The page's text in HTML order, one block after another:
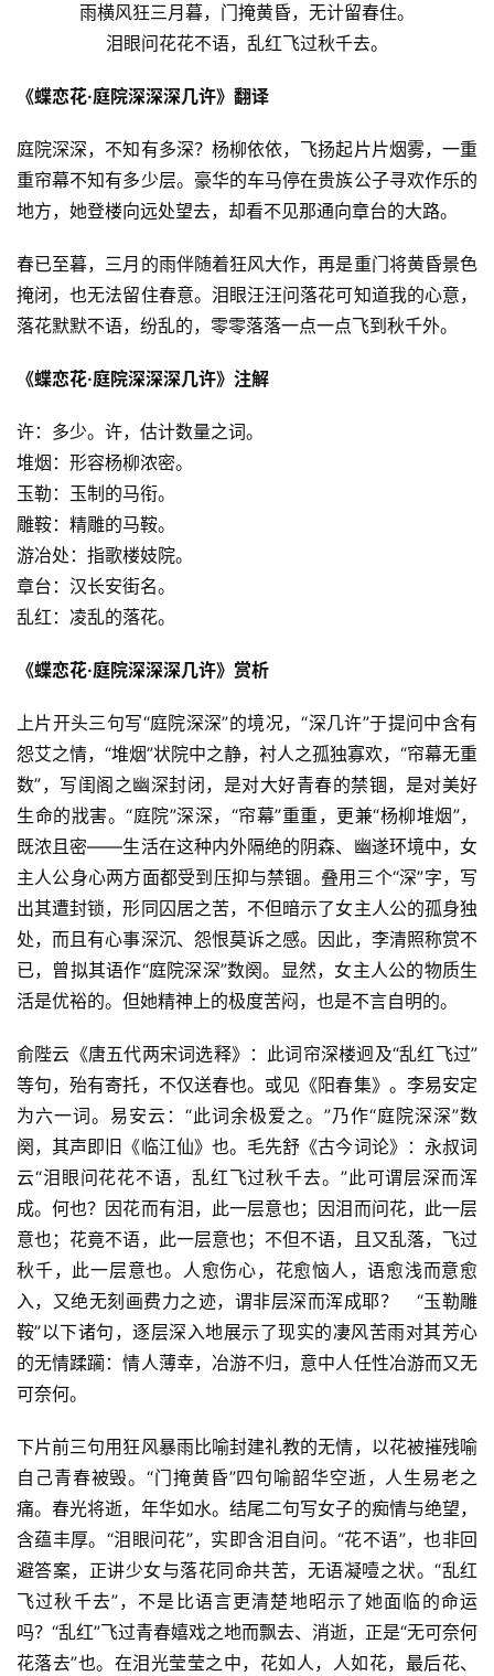
雨横风狂三月暮，门掩黄昏，无计留春住。
泪眼问花花不语，乱红飞过秋千去。
《蝶恋花·庭院深深深几许》翻译
庭院深深，不知有多深？杨柳依依，飞扬起片片烟雾，一重
重帘幕不知有多少层。豪华的车马停在贵族公子寻欢作乐的
地方，她登楼向远处望去，却看不见那通向章台的大路。
春已至暮，三月的雨伴随着狂风大作，再是重门将黄昏景色
掩闭，也无法留住春意。泪眼汪汪问落花可知道我的心意，
落花默默不语，纷乱的，零零落落一点一点飞到秋千外。
《蝶恋花·庭院深深深几许》注解
许：多少。许，估计数量之词。
堆烟：形容杨柳浓密。
玉勒：玉制的马衔。
雕鞍：精雕的马鞍。
游冶处：指歌楼妓院。
章台：汉长安街名。
乱红：凌乱的落花。
《蝶恋花·庭院深深深几许》赏析
上片开头三句写“庭院深深”的境况，“深几许”于提问中含有
怨艾之情，“堆烟”状院中之静，衬人之孤独寡欢，“帘幕无重
数”，写闺阁之幽深封闭，是对大好青春的禁锢，是对美好
生命的戕害。“庭院”深深，“帘幕”重重，更兼“杨柳堆烟”，
既浓且密——生活在这种内外隔绝的阴森、幽遂环境中，女
主人公身心两方面都受到压抑与禁锢。叠用三个“深”字，写
出其遭封锁，形同囚居之苦，不但暗示了女主人公的孤身独
处，而且有心事深沉、怨恨莫诉之感。因此，李清照称赏不
已，曾拟其语作“庭院深深”数阕。显然，女主人公的物质生
活是优裕的。但她精神上的极度苦闷，也是不言自明的。
俞陛云《唐五代两宋词选释》：此词帘深楼迥及“乱红飞过”
等句，殆有寄托，不仅送春也。或见《阳春集》。李易安定
为六一词。易安云：“此词余极爱之。”乃作“庭院深深”数
阕，其声即旧《临江仙》也。毛先舒《古今词论》：永叔词
云“泪眼问花花不语，乱红飞过秋千去。”此可谓层深而浑
成。何也？因花而有泪，此一层意也；因泪而问花，此一层
意也；花竟不语，此一层意也；不但不语，且又乱落，飞过
秋千，此一层意也。人愈伤心，花愈恼人，语愈浅而意愈
入，又绝无刻画费力之迹，谓非层深而浑成耶？　“玉勒雕
鞍”以下诸句，逐层深入地展示了现实的凄风苦雨对其芳心
的无情蹂躏：情人薄幸，冶游不归，意中人任性冶游而又无
可奈何。
下片前三句用狂风暴雨比喻封建礼教的无情，以花被摧残喻
自己青春被毁。“门掩黄昏”四句喻韶华空逝，人生易老之
痛。春光将逝，年华如水。结尾二句写女子的痴情与绝望，
含蕴丰厚。“泪眼问花”，实即含泪自问。“花不语”，也非回
避答案，正讲少女与落花同命共苦，无语凝噎之状。“乱红
飞过秋千去”，不是比语言更清楚地昭示了她面临的命运
吗？“乱红”飞过青春嬉戏之地而飘去、消逝，正是“无可奈何
花落去”也。在泪光莹莹之中，花如人，人如花，最后花、